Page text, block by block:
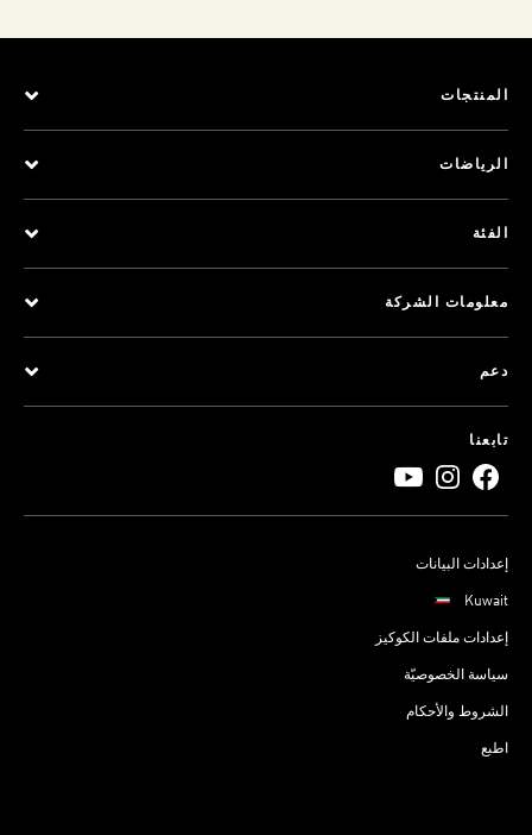
المنتجات
الرياضات
الفئة
معلومات الشركة
دعم
تابعنا
إعدادات البيانات
Kuwait
إعدادات ملفات الكوكيز
سياسة الخصوصيّة
الشروط والأحكام
اطبع